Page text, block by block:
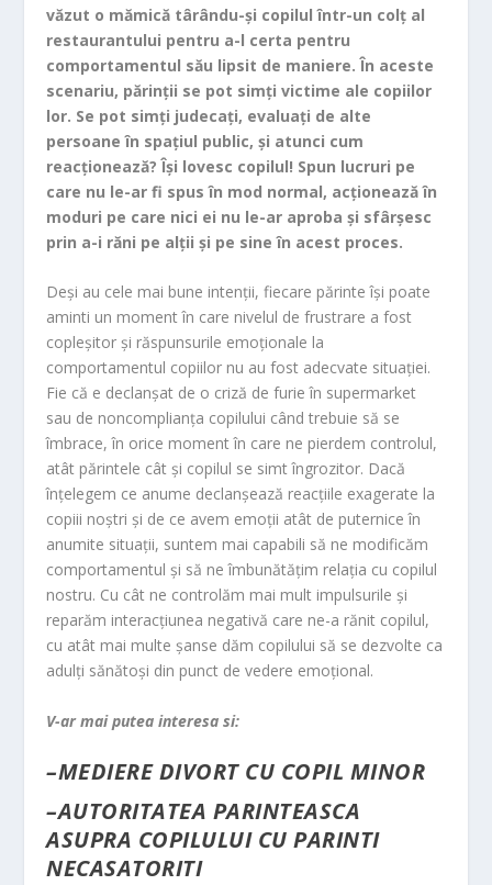
m
văzut o mămică târându-şi copilul într-un colţ al
restaurantului pentru a-l certa pentru
comportamentul său lipsit de maniere. În aceste
scenariu, părinţii se pot simţi victime ale copiilor
lor. Se pot simţi judecaţi, evaluaţi de alte
persoane în spaţiul public, şi atunci cum
reacţionează? Îşi lovesc copilul! Spun lucruri pe
care nu le-ar fi spus în mod normal, acţionează în
moduri pe care nici ei nu le-ar aproba şi sfârşesc
prin a-i răni pe alţii şi pe sine în acest proces.
Deşi au cele mai bune intenţii, fiecare părinte îşi poate
aminti un moment în care nivelul de frustrare a fost
copleşitor şi răspunsurile emoţionale la
comportamentul copiilor nu au fost adecvate situaţiei.
Fie că e declanşat de o criză de furie în supermarket
sau de noncomplianţa copilului când trebuie să se
îmbrace, în orice moment în care ne pierdem controlul,
atât părintele cât şi copilul se simt îngrozitor. Dacă
înţelegem ce anume declanşează reacţiile exagerate la
copiii noştri şi de ce avem emoţii atât de puternice în
anumite situaţii, suntem mai capabili să ne modificăm
comportamentul şi să ne îmbunătăţim relaţia cu copilul
nostru. Cu cât ne controlăm mai mult impulsurile şi
reparăm interacţiunea negativă care ne-a rănit copilul,
cu atât mai multe şanse dăm copilului să se dezvolte ca
adulţi sănătoşi din punct de vedere emoţional.
V-ar mai putea interesa si:
–MEDIERE DIVORT CU COPIL MINOR
–AUTORITATEA PARINTEASCA
ASUPRA COPILULUI CU PARINTI
NECASATORITI